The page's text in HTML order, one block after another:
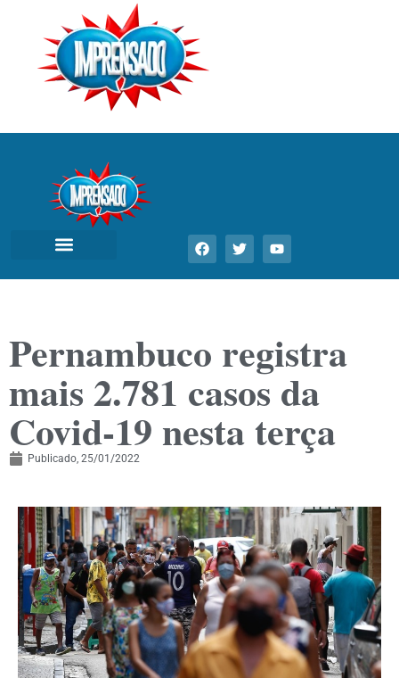
Pernambuco registra
mais 2.781 casos da
Covid-19 nesta terça
Publicado, 25/01/2022